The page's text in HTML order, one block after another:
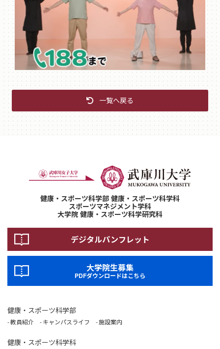
一覧へ戻る
健康・スポーツ科学部 健康・スポーツ科学科
スポーツマネジメント学科
大学院 健康・スポーツ科学研究科
デジタルパンフレット
大学院生募集
PDFダウンロードはこちら
健康・スポーツ科学部
教員紹介 キャンパスライフ 施設案内
健康・スポーツ科学科